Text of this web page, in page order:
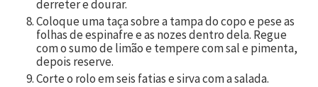
derreter e dourar.
Coloque uma taça sobre a tampa do copo e pese as
folhas de espinafre e as nozes dentro dela. Regue
com o sumo de limão e tempere com sal e pimenta,
depois reserve.
Corte o rolo em seis fatias e sirva com a salada.